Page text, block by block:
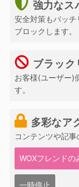
強力なス
安全対策もバッ
ブロックします。
ブラック
お客様(ユーザー)
す。
多彩なア
コンテンツや記事
WOXフレンドの
一時停止